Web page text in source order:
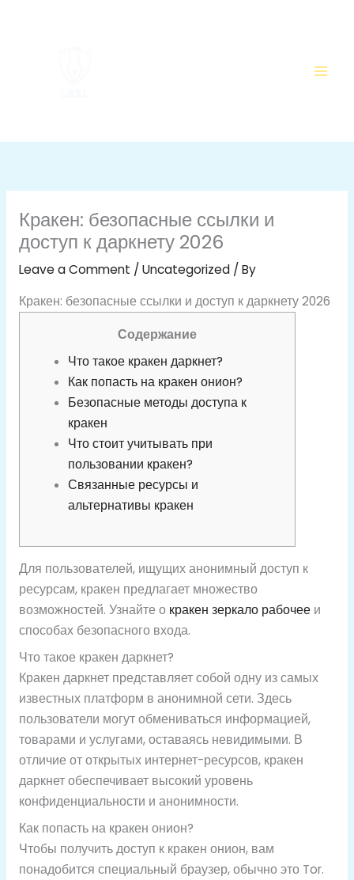
Кракен: безопасные ссылки и
доступ к даркнету 2026
Leave a Comment / Uncategorized/ By
Кракен: безопасные ссылки и доступ к даркнету 2026
Содержание
Что такое кракен даркнет?
Как попасть на кракен онион?
Безопасные методы доступа к
кракен
Что стоит учитывать при
пользовании кракен?
Связанные ресурсы и
альтернативы кракен
Для пользователей, ищущих анонимный доступ к
ресурсам, кракен предлагает множество
возможностей. Узнайте о кракен зеркало рабочееи
способах безопасного входа.
Что такое кракен даркнет?
Кракен даркнет представляет собой одну из самых
известных платформ в анонимной сети. Здесь
пользователи могут обмениваться информацией,
товарами и услугами, оставаясь невидимыми. В
отличие от открытых интернет-ресурсов, кракен
даркнет обеспечивает высокий уровень
конфиденциальности и анонимности.
Как попасть на кракен онион?
Чтобы получить доступ к кракен онион, вам
понадобится специальный браузер, обычно это Tor.